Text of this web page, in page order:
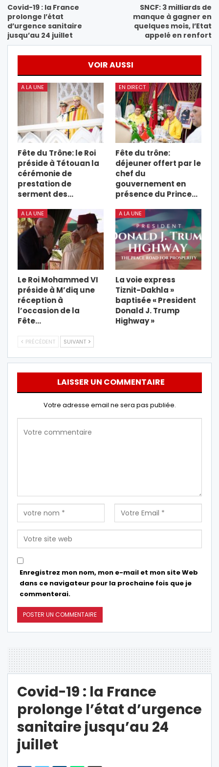
Covid-19 : la France
prolonge l’état
d’urgence sanitaire
jusqu’au 24 juillet
SNCF: 3 milliards de
manque à gagner en
quelques mois, l’Etat
appelé en renfort
VOIR AUSSI
A LA UNE
Fête du Trône: le Roi
préside à Tétouan la
cérémonie de
prestation de
serment des…
EN DIRECT
Fête du trône:
déjeuner offert par le
chef du
gouvernement en
présence du Prince…
A LA UNE
Le Roi Mohammed VI
préside à M’diq une
réception à
l’occasion de la
Fête…
A LA UNE
La voie express
Tiznit-Dakhla »
baptisée « President
Donald J. Trump
Highway »
PRÉCÉDENT SUIVANT
LAISSER UN COMMENTAIRE
Votre adresse email ne sera pas publiée.
Enregistrez mon nom, mon e-mail et mon site Web
dans ce navigateur pour la prochaine fois que je
commenterai.
Covid-19 : la France
prolonge l’état d’urgence
sanitaire jusqu’au 24
juillet